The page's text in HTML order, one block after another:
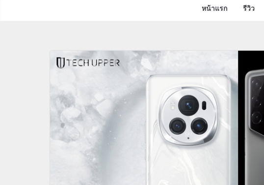
หน้าแรก รีวิว